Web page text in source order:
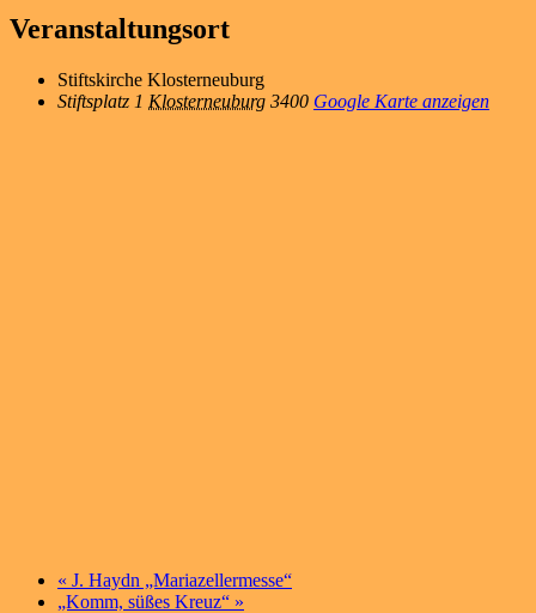
Veranstaltungsort
Stiftskirche Klosterneuburg
Stiftsplatz 1 Klosterneuburg 3400 Google Karte anzeigen
« J. Haydn „Mariazellermesse“
„Komm, süßes Kreuz“ »